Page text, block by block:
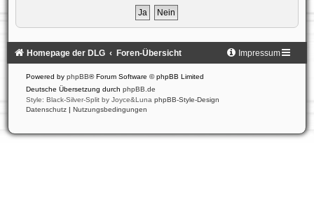
Homepage der DLG Foren-Übersicht Impressum
Powered by phpBB® Forum Software © phpBB Limited
Deutsche Übersetzung durch phpBB.de
Style: Black-Silver-Split by Joyce&Luna phpBB-Style-Design
Datenschutz | Nutzungsbedingungen